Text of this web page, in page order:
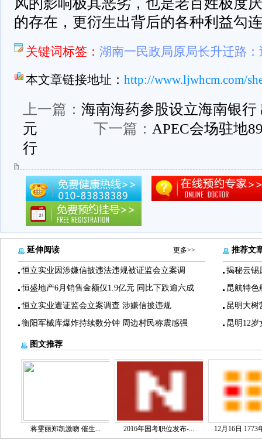
风的影响极其恶劣，也是老百姓极度
的存在，更衍生出背后的各种利益勾
关键词标签： 湖南一民政局原局长升迁路
本文章链接地址： http://www.ljwhcm.com/
上一篇： 海南海药参股设立海南银行
元
下一篇： APEC会场驻地
行
延伸阅读 更多>>
恒立实业因涉嫌信披违法违规被证监会立案调
恒盛地产6月销售金额仅1.9亿元 同比下跌逾六成
恒立实业遭证监会立案调查 涉嫌信披违规
衡阳军械库爆炸持续数分钟 周边村民称震感强
推荐文
揭秘云锡
昆航特色
昆明大树
昆明12
图文推荐
蒋雯丽郑凯激吻 催生... 2016年国考职位发布-... 12月16日 1773